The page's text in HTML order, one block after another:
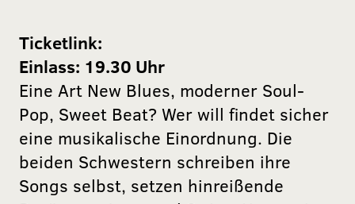
Ticketlink:
Einlass: 19.30 Uhr
Eine Art New Blues, moderner Soul-
Pop, Sweet Beat? Wer will findet sicher
eine musikalische Einordnung. Die
beiden Schwestern schreiben ihre
Songs selbst, setzen hinreißende